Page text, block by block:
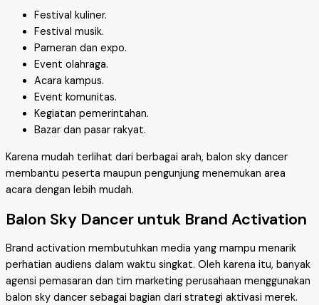
Festival kuliner.
Festival musik.
Pameran dan expo.
Event olahraga.
Acara kampus.
Event komunitas.
Kegiatan pemerintahan.
Bazar dan pasar rakyat.
Karena mudah terlihat dari berbagai arah, balon sky dancer
membantu peserta maupun pengunjung menemukan area
acara dengan lebih mudah.
Balon Sky Dancer untuk Brand Activation
Brand activation membutuhkan media yang mampu menarik
perhatian audiens dalam waktu singkat. Oleh karena itu, banyak
agensi pemasaran dan tim marketing perusahaan menggunakan
balon sky dancer sebagai bagian dari strategi aktivasi merek.